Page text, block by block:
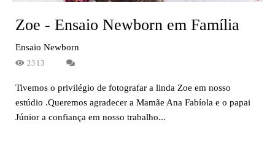
Zoe - Ensaio Newborn em Família
Ensaio Newborn
2313
Tivemos o privilégio de fotografar a linda Zoe em nosso
estúdio .Queremos agradecer a Mamãe Ana Fabíola e o papai
Júnior a confiança em nosso trabalho...